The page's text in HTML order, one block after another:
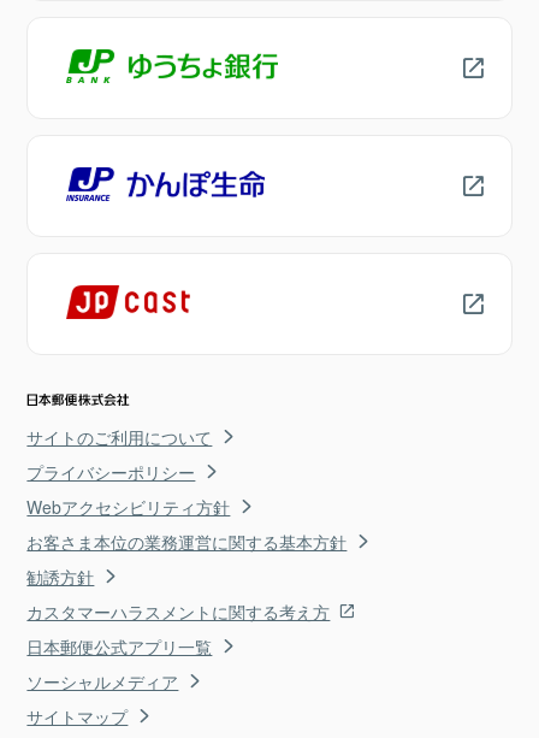
サイトのご利用について
プライバシーポリシー
Webアクセシビリティ方針
お客さま本位の業務運営に関する基本方針
勧誘方針
カスタマーハラスメントに関する考え方
日本郵便公式アプリ一覧
ソーシャルメディア
サイトマップ